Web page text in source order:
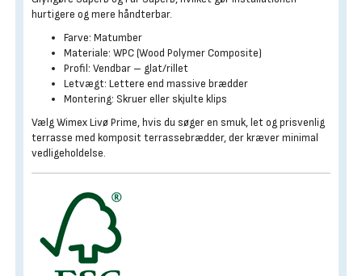
hurtigere og mere håndterbar.
Farve: Matumber
Materiale: WPC (Wood Polymer Composite)
Profil: Vendbar – glat/rillet
Letvægt: Lettere end massive brædder
Montering: Skruer eller skjulte klips
Vælg Wimex Livø Prime, hvis du søger en smuk, let og prisvenlig
terrasse med komposit terrassebrædder, der kræver minimal
vedligeholdelse.